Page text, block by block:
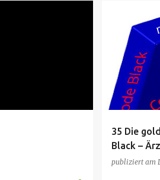
35 Die
Black –
publiziert am
CODE BLACK